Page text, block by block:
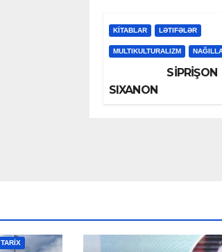
KİTABLAR LƏTIFƏLƏR
MULTIKULTURALIZM
SİPRİŞON
SIXANON
TARİX